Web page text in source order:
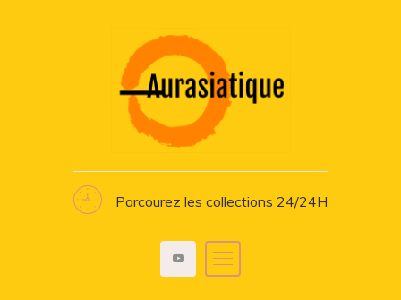
Parcourez les collections 24/24H